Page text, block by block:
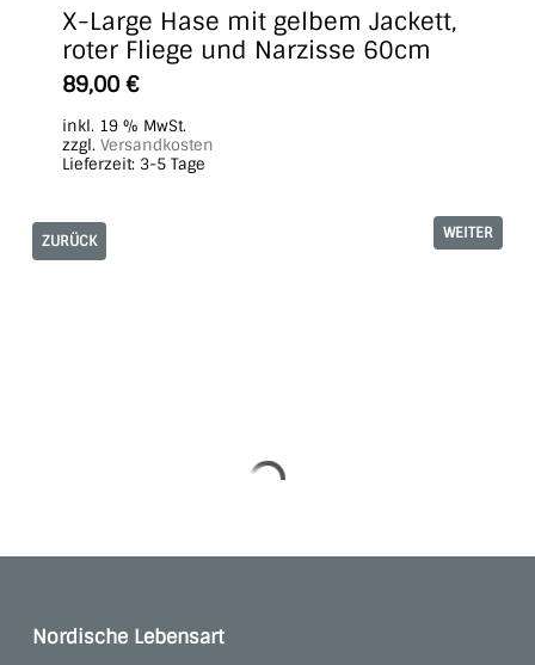
X-Large Hase mit gelbem Jackett,
roter Fliege und Narzisse 60cm
89,00 €
inkl. 19 % MwSt.
zzgl. Versandkosten
Lieferzeit: 3-5 Tage
ZURÜCK WEITER
Nordische Lebensart